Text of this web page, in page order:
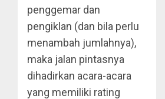
penggemar dan
pengiklan (dan bila perlu
menambah jumlahnya),
maka jalan pintasnya
dihadirkan acara-acara
yang memiliki rating